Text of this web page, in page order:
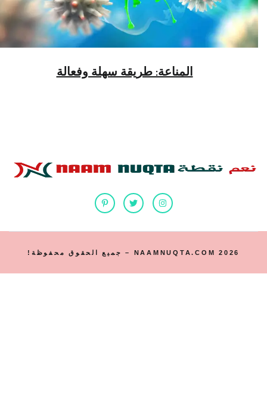
المناعة: طريقة سهلة وفعالة
2026 NAAMNUQTA.COM – جميع الحقوق محفوظة!